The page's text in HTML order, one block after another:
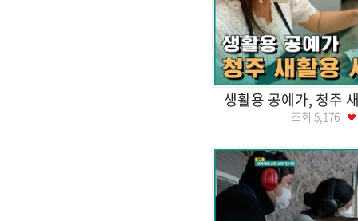
생활용 공예가, 청주
조회 5,176